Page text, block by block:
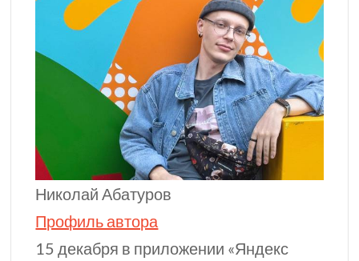
Николай Абатуров
Профиль автора
15 декабря в приложении «Яндекс